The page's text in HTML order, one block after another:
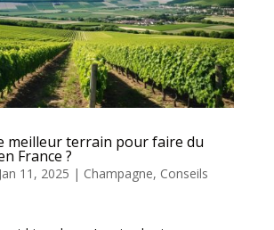
meilleur terrain pour faire du
France ?
Jan 11, 2025 | Champagne, Conseils